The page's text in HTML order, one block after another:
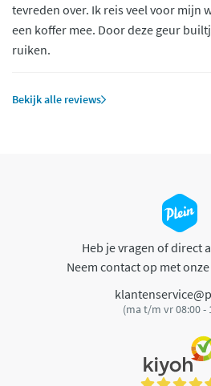
tevreden over. Ik reis veel voor mijn
een koffer mee. Door deze geur
ruiken.
Bekijk alle reviews
Heb je vragen of direct
Neem contact op met
(ma t/m vr 08:00 -